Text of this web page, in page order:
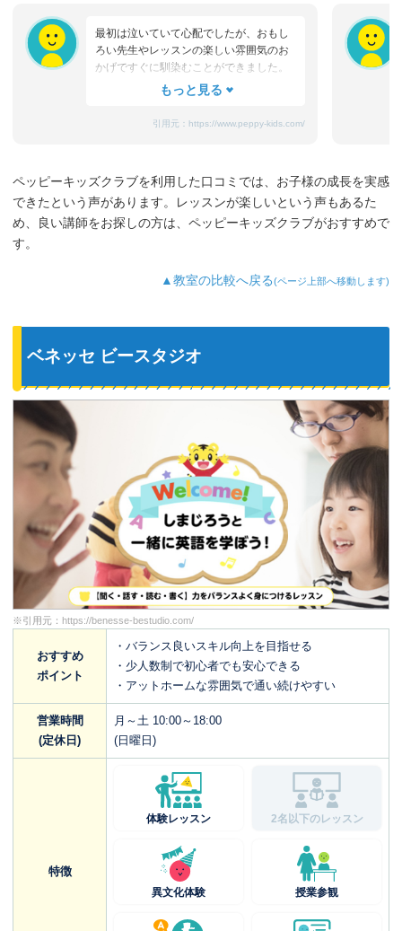
最初は泣いていて心配でしたが、おもし
ろい先生やレッスンの楽しい雰囲気のお
かげですぐに馴染むことができました。
たまにママと離れるときに嫌がることも
れ、お迎えのときはいつも笑顔です。
3歳児を飽きさせない充実したレッスンだ
と思います。うちの子は特に歌やダンス
が好きなようで、よく「Hello～♪」と歌
ど、色んなものを英語で教えてくれるよ
うになり、英語が身についてきているの
引用元： https://www.peppy-kids.com/
ペッピーキッズクラブを利用した口コミでは、お子様の成長を実感
できたという声があります。レッスンが楽しいという声もあるた
め、良い講師をお探しの方は、ペッピーキッズクラブがおすすめで
す。
▲教室の比較へ戻る(ページ上部へ移動します)
ベネッセ ビースタジオ
※引用元： https://benesse-bestudio.com/
おすすめ
ポイント
・バランス良いスキル向上を目指せる
・少人数制で初心者でも安心できる
・アットホームな雰囲気で通い続けやすい
営業時間
(定休日)
月～土 10:00～18:00
(日曜日)
特徴
体験レッスン 2名以下のレッスン
異文化体験 授業参観